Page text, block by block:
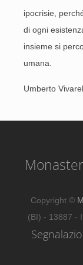
ipocrisie,
di ogni
insieme si
umana.
Umberto
Copyright ©
(BI) - 13887 -